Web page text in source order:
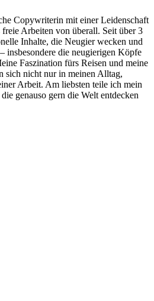
Copywriterin mit einer Leidenschaft
Arbeiten von überall. Seit über 3
Inhalte, die Neugier wecken und
insbesondere die neugierigen Köpfe
Faszination fürs Reisen und meine
sich nicht nur in meinen Alltag,
Arbeit. Am liebsten teile ich mein
genauso gern die Welt entdecken